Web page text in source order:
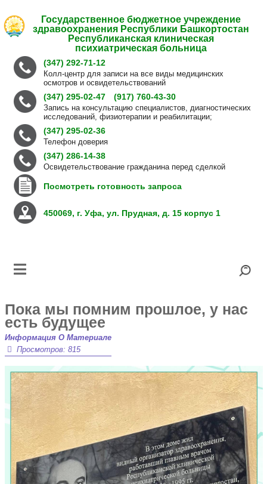
Государственное бюджетное учреждение
здравоохранения Республики Башкортостан
Республиканская клиническая
психиатрическая больница
(347) 292-71-12
Колл-центр для записи на все виды медицинских
осмотров и освидетельствований
(347) 295-02-47 (917) 760-43-30
Запись на консультацию специалистов, диагностических
исследований, физиотерапии и реабилитации;
(347) 295-02-36
Телефон доверия
(347) 286-14-38
Освидетельствование гражданина перед сделкой
Посмотреть готовность запроса
450069, г. Уфа, ул. Прудная, д. 15 корпус 1
Пока мы помним прошлое, у нас
есть будущее
Информация О Материале
Просмотров: 815